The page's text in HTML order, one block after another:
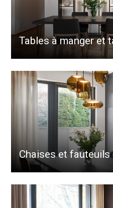
Tables à manger et
Chaises et fauteuils